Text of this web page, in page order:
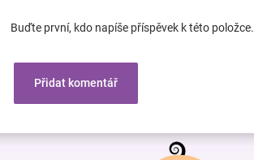
Buďte první, kdo napíše příspěvek k této položce.
Přidat komentář
Z